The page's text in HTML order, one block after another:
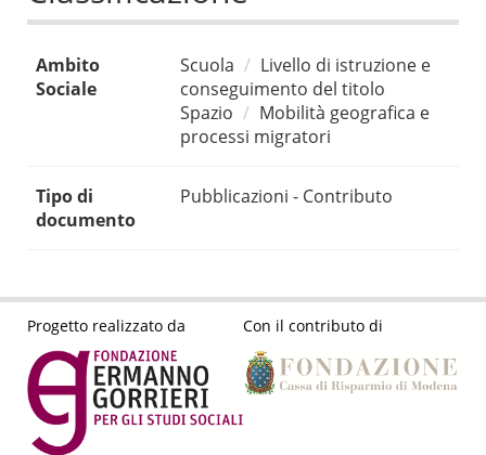
Ambito
Sociale
Scuola
Livello di istruzione e
conseguimento del titolo
Spazio
Mobilità geografica e
processi migratori
Tipo di
documento
Pubblicazioni - Contributo
Progetto realizzato da Con il contributo di